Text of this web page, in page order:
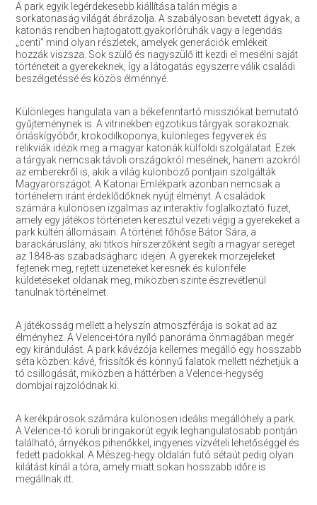
A park egyik legérdekesebb kiállítása talán mégis a
sorkatonaság világát ábrázolja. A szabályosan bevetett ágyak, a
katonás rendben hajtogatott gyakorlóruhák vagy a legendás
„centi” mind olyan részletek, amelyek generációk emlékeit
hozzák viszsza. Sok szülő és nagyszülő itt kezdi el mesélni saját
történeteit a gyerekeknek, így a látogatás egyszerre válik családi
beszélgetéssé és közös élménnyé.
Különleges hangulata van a békefenntartó missziókat bemutató
gyűjteménynek is. A vitrinekben egzotikus tárgyak sorakoznak:
óriáskígyóbőr, krokodilkoponya, különleges fegyverek és
relikviák idézik meg a magyar katonák külföldi szolgálatait. Ezek
a tárgyak nemcsak távoli országokról mesélnek, hanem azokról
az emberekről is, akik a világ különböző pontjain szolgálták
Magyarországot. A Katonai Emlékpark azonban nemcsak a
történelem iránt érdeklődőknek nyújt élményt. A családok
számára különösen izgalmas az interaktív foglalkoztató füzet,
amely egy játékos történeten keresztül vezeti végig a gyerekeket a
park kültéri állomásain. A történet főhőse Bátor Sára, a
barackáruslány, aki titkos hírszerzőként segíti a magyar sereget
az 1848-as szabadságharc idején. A gyerekek morzejeleket
fejtenek meg, rejtett üzeneteket keresnek és különféle
küldetéseket oldanak meg, miközben szinte észrevétlenül
tanulnak történelmet.
A játékosság mellett a helyszín atmoszférája is sokat ad az
élményhez. A Velencei-tóra nyíló panoráma önmagában megér
egy kirándulást. A park kávézója kellemes megálló egy hosszabb
séta közben: kávé, frissítők és könnyű falatok mellett nézhetjük a
tó csillogását, miközben a háttérben a Velencei-hegység
dombjai rajzolódnak ki.
A kerékpárosok számára különösen ideális megállóhely a park.
A Velencei-tó körüli bringakörút egyik leghangulatosabb pontján
található, árnyékos pihenőkkel, ingyenes vízvételi lehetőséggel és
fedett padokkal. A Mészeg-hegy oldalán futó sétaút pedig olyan
kilátást kínál a tóra, amely miatt sokan hosszabb időre is
megállnak itt.